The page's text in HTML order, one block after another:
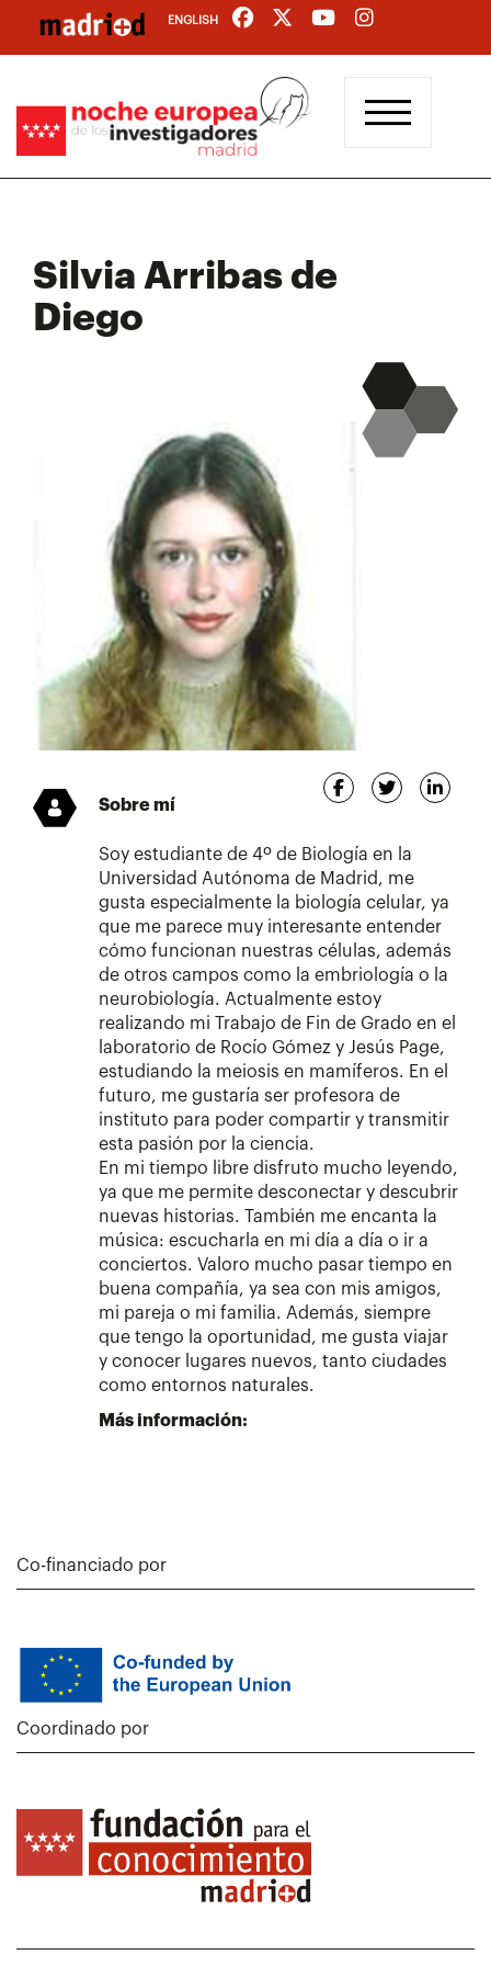
contenido
ENGLISH
Silvia Arribas de
Diego
Sobre mí
Soy estudiante de 4º de Biología en la
Universidad Autónoma de Madrid, me
gusta especialmente la biología celular, ya
que me parece muy interesante entender
cómo funcionan nuestras células, además
de otros campos como la embriología o la
neurobiología. Actualmente estoy
realizando mi Trabajo de Fin de Grado en el
laboratorio de Rocío Gómez y Jesús Page,
estudiando la meiosis en mamíferos. En el
futuro, me gustaría ser profesora de
instituto para poder compartir y transmitir
esta pasión por la ciencia.
En mi tiempo libre disfruto mucho leyendo,
ya que me permite desconectar y descubrir
nuevas historias. También me encanta la
música: escucharla en mi día a día o ir a
conciertos. Valoro mucho pasar tiempo en
buena compañía, ya sea con mis amigos,
mi pareja o mi familia. Además, siempre
que tengo la oportunidad, me gusta viajar
y conocer lugares nuevos, tanto ciudades
como entornos naturales.
Más información:
Co-financiado por
Coordinado por